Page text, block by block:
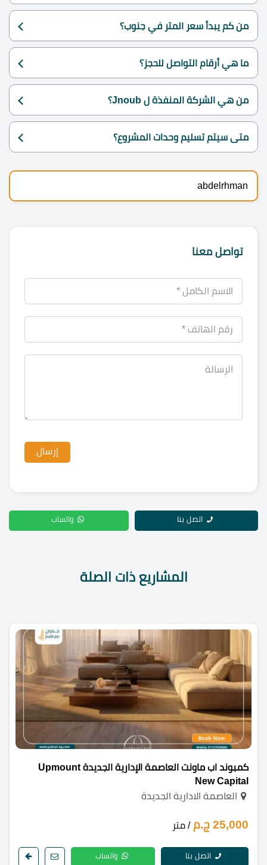
من كم يبدأ سعر المتر في جنوب؟
ما هي أرقام التواصل للحجز؟
من هي الشركة المنفذة ل Jnoub؟
متى سيتم تسليم وحدات المشروع؟
abdelrhman
تواصل معنا
اتصل بنا واتساب
المشاريع ذات الصلة
كمبوند اب ماونت العاصمة الإدارية الجديدة Upmount
New Capital
العاصمة الادارية الجديدة
25,000 ج.م / متر
اتصل بنا واتساب